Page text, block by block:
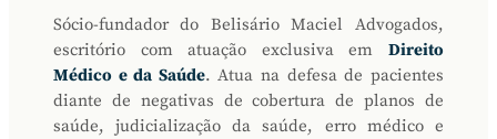
Sócio-fundador do Belisário Maciel Advogados,
escritório com atuação exclusiva em Direito
Médico e da Saúde. Atua na defesa de pacientes
diante de negativas de cobertura de planos de
saúde, judicialização da saúde, erro médico e